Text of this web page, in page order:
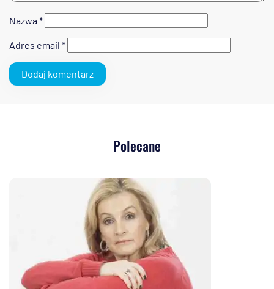
Nazwa *
Adres email *
Polecane